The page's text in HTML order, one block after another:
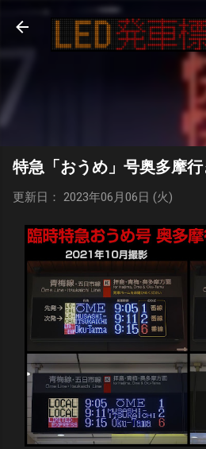
スキップしてメイン
特急「おうめ」号奥多摩行
更新日： 2023年06月06日 (火)